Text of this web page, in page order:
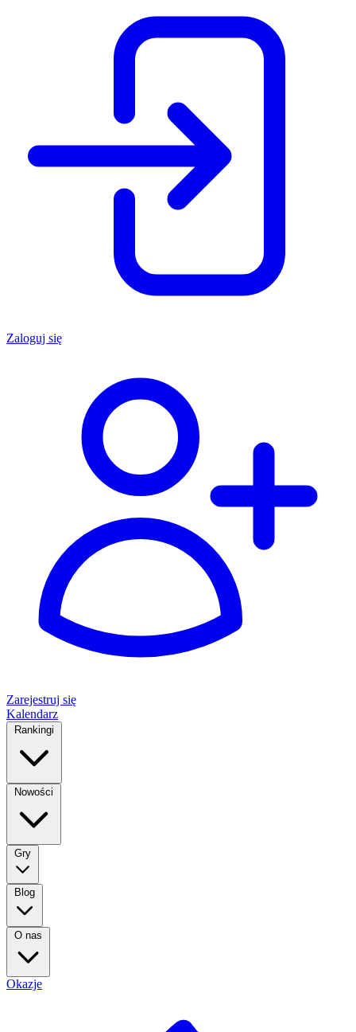
Zaloguj się
Zarejestruj się
Kalendarz
Rankingi
Nowości
Gry
Blog
O nas
Okazje